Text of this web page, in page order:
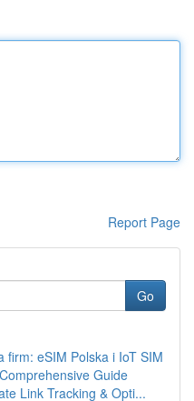
Report Page
Go
firm: eSIM Polska i IoT SIM
Guide
Link Tracking & Opti...